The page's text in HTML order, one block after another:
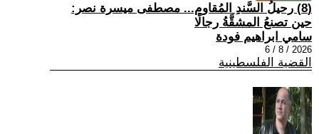
(8) رحيلُ السَّندِ المُقاوم... مصطفى ميسرة نصر:
حين تصنعُ المشقَّةُ رجالًا
سامي ابراهيم فودة
2026 / 8 / 6
القضية الفلسطينية